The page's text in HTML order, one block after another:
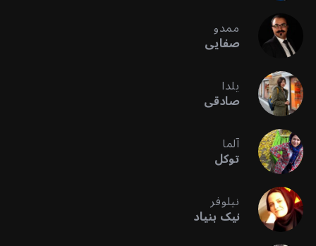
ممدو
صفایی
یلدا
صادقی
آلما
توکل
نیلوفر
نیک بنیاد